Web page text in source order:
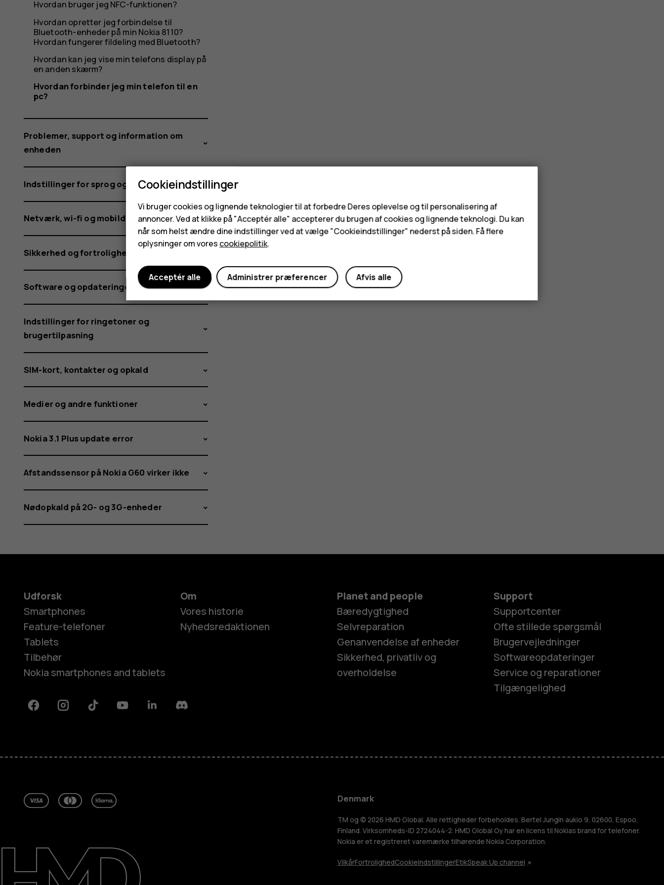
Feature-telefoner
Tilbehør
HMD Terra M
Tablets
Support
Denmark
Hvordan bruger jeg NFC-funktionen?
Hvordan opretter jeg forbindelse til
Bluetooth-enheder på min Nokia 8110?
Hvordan fungerer fildeling med Bluetooth?
Hvordan kan jeg vise min telefons display på
en anden skærm?
Hvordan forbinder jeg min telefon til en
pc?
Problemer, support og information om
enheden
Indstillinger for sprog og input
Netværk, wi-fi og mobildata
Sikkerhed og fortrolighed
Software og opdateringer
Indstillinger for ringetoner og
brugertilpasning
SIM-kort, kontakter og opkald
Medier og andre funktioner
Nokia 3.1 Plus update error
Afstandssensor på Nokia G60 virker ikke
Nødopkald på 2G- og 3G-enheder
Udforsk
Smartphones
Feature-telefoner
Tablets
Tilbehør
Nokia smartphones and tablets
Om
Vores historie
Nyhedsredaktionen
Planet and people
Bæredygtighed
Selvreparation
Genanvendelse af enheder
Sikkerhed, privatliv og
overholdelse
Support
Supportcenter
Ofte stillede spørgsmål
Brugervejledninger
Softwareopdateringer
Service og reparationer
Tilgængelighed
FacebookInstagramTiktok YoutubeLinkedinDiscord
Denmark
TM og © 2026 HMD Global. Alle rettigheder forbeholdes. Bertel Jungin aukio 9, 02600, Espoo,
Finland. Virksomheds-ID 2724044-2. HMD Global Oy har en licens til Nokias brand for telefoner.
Nokia er et registreret varemærke tilhørende Nokia Corporation.
VilkårFortrolighedCookieindstillingerEtikSpeak Up channel
Cookieindstillinger
Vi bruger cookies og lignende teknologier til at forbedre Deres oplevelse og til personalisering af
annoncer. Ved at klikke på "Acceptér alle" accepterer du brugen af cookies og lignende teknologi. Du kan
når som helst ændre dine indstillinger ved at vælge "Cookieindstillinger" nederst på siden. Få flere
oplysninger om vores cookiepolitik.
Afvis alle
Administrer præferencer
Acceptér alle